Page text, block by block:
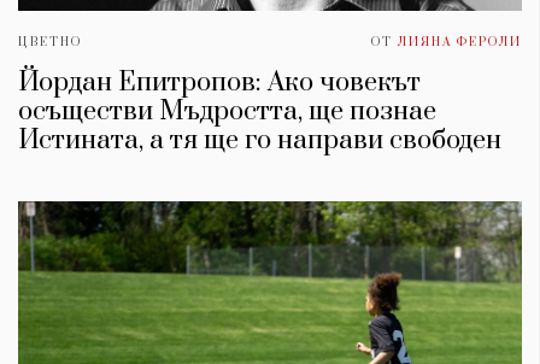
ЦВЕТНО ОТ ЛИЯНА ФЕРОЛИ
Йордан Епитропов: Ако човекът
осъществи Мъдростта, ще познае
Истината, а тя ще го направи свободен